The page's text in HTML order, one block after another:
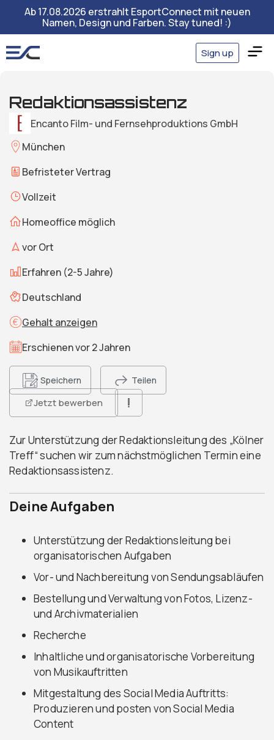
Ab 17.08.2026 erstrahlt EsportConnect mit neuen
Namen, Design und Farben. Stay tuned! :)
Sign up
Redaktionsassistenz
Encanto Film- und Fernsehproduktions GmbH
München
Befristeter Vertrag
Vollzeit
Homeoffice möglich
vor Ort
Erfahren (2-5 Jahre)
Deutschland
Gehalt anzeigen
Erschienen vor 2 Jahren
Speichern Teilen
Jetzt bewerben
Zur Unterstützung der Redaktionsleitung des „Kölner
Treff“ suchen wir zum nächstmöglichen Termin eine
Redaktionsassistenz.
Deine Aufgaben
Unterstützung der Redaktionsleitung bei
organisatorischen Aufgaben
Vor- und Nachbereitung von Sendungsabläufen
Bestellung und Verwaltung von Fotos, Lizenz-
und Archivmaterialien
Recherche
Inhaltliche und organisatorische Vorbereitung
von Musikauftritten
Mitgestaltung des Social Media Auftritts:
Produzieren und posten von Social Media
Content